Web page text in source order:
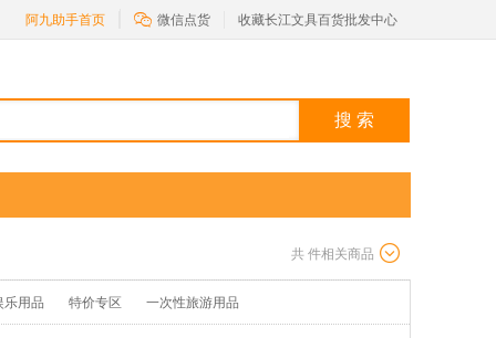
阿九助手首页  微信点货 收藏长江文具百货批发中心
搜 索
共 件相关商品
乐用品 特价专区 一次性旅游用品